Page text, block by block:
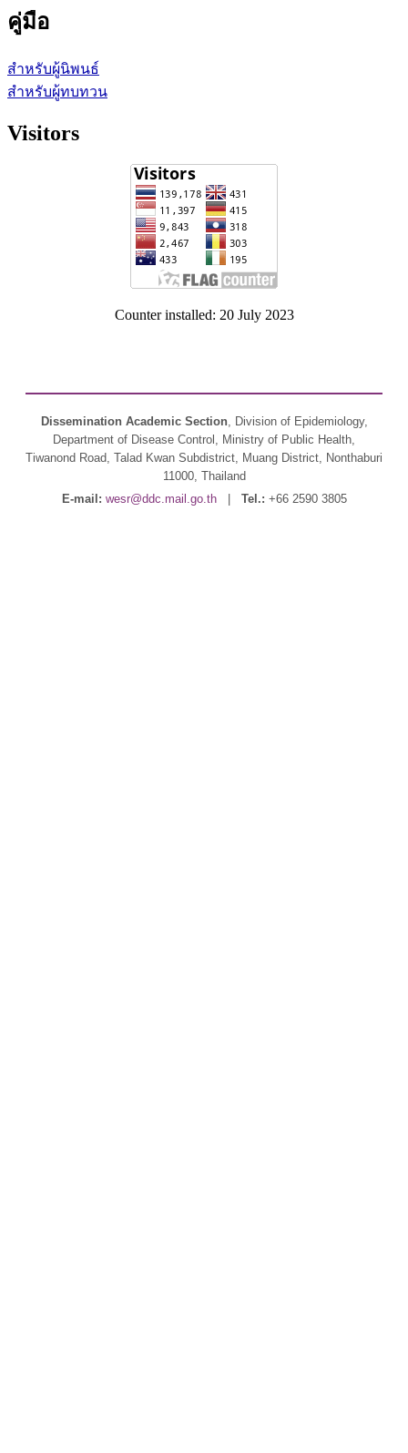
คู่มือ
สำหรับผู้นิพนธ์
สำหรับผู้ทบทวน
Visitors
Counter installed: 20 July 2023
Dissemination Academic Section, Division of Epidemiology,
Department of Disease Control, Ministry of Public Health,
Tiwanond Road, Talad Kwan Subdistrict, Muang District, Nonthaburi
11000, Thailand
E-mail: wesr@ddc.mail.go.th| Tel.: +66 2590 3805